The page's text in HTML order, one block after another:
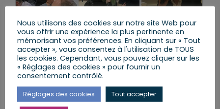
Didier MEYER
Gérant
PATISERIE MAXIME
Magalie ROCA
Chargée de
mission
biodéchets
ASSOCIATION
APOIN
Jacques
BEAUCOURT
Administrateur
HUMANIS
Nous utilisons des cookies sur notre site Web pour
vous offrir une expérience la plus pertinente en
mémorisant vos préférences. En cliquant sur « Tout
accepter », vous consentez à l'utilisation de TOUS
les cookies. Cependant, vous pouvez cliquer sur les
« Réglages des cookies » pour fournir un
consentement contrôlé.
Réglages des cookies Tout accepter